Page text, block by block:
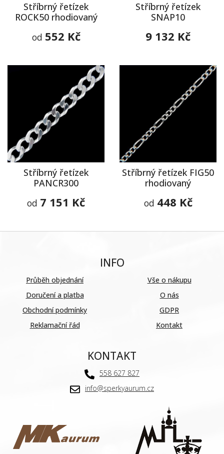
Stříbrný řetízek
ROCK50 rhodiovaný
od 552 Kč
Stříbrný řetízek
SNAP10
9 132 Kč
Stříbrný řetízek
PANCR300
od 7 151 Kč
Stříbrný řetízek FIG50
rhodiovaný
od 448 Kč
INFO
Průběh objednání
Doručení a platba
Obchodní podmínky
Reklamační řád
Vše o nákupu
O nás
GDPR
Kontakt
KONTAKT
558 627 827
info@sperkyaurum.cz